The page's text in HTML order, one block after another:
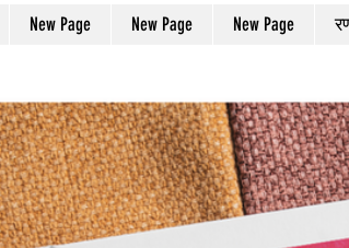
New Page New Page New Page